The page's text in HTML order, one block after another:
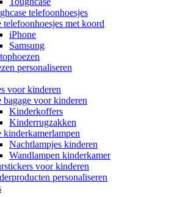
telefoonhoesjes
telefoonhoesjes met koord
iPhone
Samsung
personaliseren
voor kinderen
bagage voor kinderen
Kinderkoffers
Kinderrugzakken
kinderkamerlampen
Nachtlampjes kinderen
Wandlampen kinderkamer
voor kinderen
personaliseren